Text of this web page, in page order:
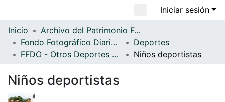
Comunidades
Todo DSpace
Fondo Fotográfico Diario Occidente